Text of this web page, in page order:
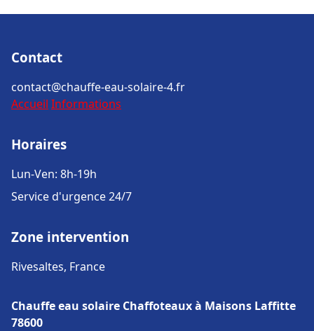
Contact
contact@chauffe-eau-solaire-4.fr
Accueil Informations
Horaires
Lun-Ven: 8h-19h
Service d'urgence 24/7
Zone intervention
Rivesaltes, France
Chauffe eau solaire Chaffoteaux à Maisons Laffitte
78600